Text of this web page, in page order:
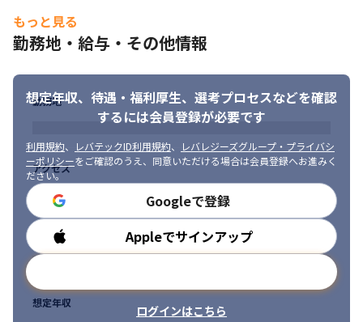
●ハンズオンでのプロダクト開発
・開発チームと連携し、プロダクトの要件定義や仕様策定を直接
・ユーザーインタビューやデータ分析を通じたプロダクト改善の
推進
・プロダクトのリリース計画の策定および実行
・最新のAI技術動向の把握と自社プロダクトへの応用検討
●チームマネジメント
・10名規模のプロダクトマネージャーチームの育成・評価
●チーム全体のパフォーマンス向上を目的とした組織改善
・メンバーが自律的に成長できる環境の構築およびモチベーショ
ン管理
・多国籍チームにおけるバイリンガルコミュニケーションの推進
●ステークホルダーとの連携
・営業やカスタマーサクセスチームとの連携を通じた顧客ニーズ
の把握とプロダクト改善
・顧客との直接的なコミュニケーションを通じたフィードバック
験
・顧客ニーズを具体的なシステム仕様や機能に落とし込み、開発
チームと連携して実現した経験
・顧客との継続的なコミュニケーションを通じて、プロダクトの
改善や新機能の提案を行った実績
●チームマネジメント経験：10名以上
・10名以上のチームマネジメント経験
メンバーの育成や評価を行った経験
チーム全体のパフォーマンス向上を目的とした組織改善や、働
きやすい環境の構築に取り組んだ経験
・バイリンガル（日本語・英語）
日本語（Fluent）：プロダクト開発や顧客折衝において齟齬な
く議論を行えるレベル
英語（Business level）：多国籍チームとのコミュニケーション
や海外の最新技術情報の収集に活用できるレベル
■歓迎スキル/経験
●プロジェクトマネジメント経験 (進捗管理、リスク管理、ステー
もっと見る
勤務地・給与・その他情報
想定年収、待遇・福利厚生、 選考プロセスなどを確認
するには会員登録が必要です
利用規約、 レバテックID利用規約、
レバレジーズグループ・プライバシ
ーポリシーをご確認のうえ、同意いただける場合は会員登録へお進みく
ださい。
Googleで登録
Appleでサインアップ
ログインはこちら
勤務地
アクセス
勤務時間
想定年収